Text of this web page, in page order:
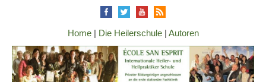
Home| Die Heilerschule| Autoren